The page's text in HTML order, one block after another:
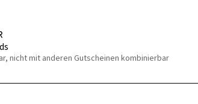
nicht mit anderen Gutscheinen kombinierbar